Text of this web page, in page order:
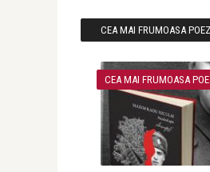
CEA MAI FRUMOASA
CEA MAI FRUMOASA